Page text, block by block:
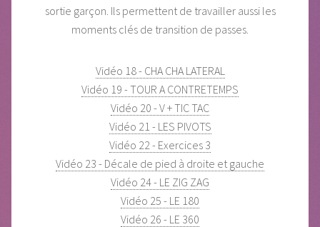
sortie garçon. Ils permettent de travailler aussi les
moments clés de transition de passes.
Vidéo 18 - CHA CHA LATERAL
Vidéo 19 - TOUR A CONTRETEMPS
Vidéo 20 - V + TIC TAC
Vidéo 21 - LES PIVOTS
Vidéo 22 - Exercices 3
Vidéo 23 - Décale de pied à droite et gauche
Vidéo 24 - LE ZIG ZAG
Vidéo 25 - LE 180
Vidéo 26 - LE 360